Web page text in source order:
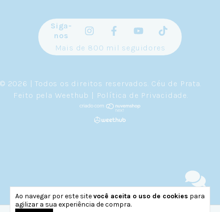
Ao navegar por este sitevocê aceita o uso de cookies para
agilizar a sua experiência de compra.
Siga-
nos
Mais de 800 mil seguidores
© 2026 | Todos os direitos reservados. Céu de Prata
Feito pela Weethub | Política de Privacidade